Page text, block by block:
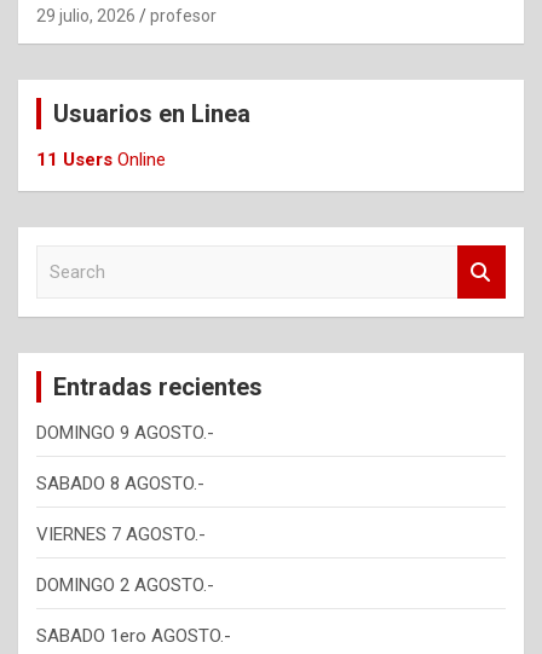
29 julio, 2026 profesor
Usuarios en Linea
11 Users Online
c
Entradas recientes
DOMINGO 9 AGOSTO.-
SABADO 8 AGOSTO.-
VIERNES 7 AGOSTO.-
DOMINGO 2 AGOSTO.-
SABADO 1ero AGOSTO.-